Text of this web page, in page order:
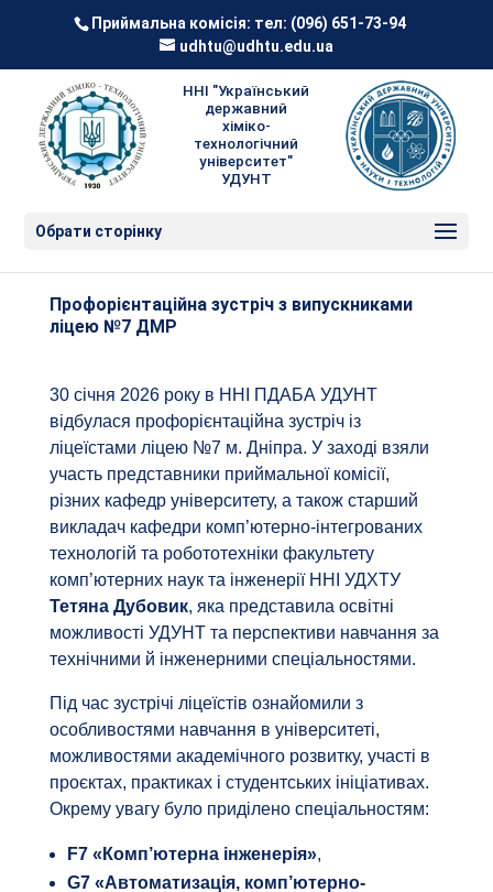
Приймальна комісія: тел: (096) 651-73-94
udhtu@udhtu.edu.ua
ННІ "Український
державний
хіміко-
технологічний
університет"
УДУНТ
Обрати сторінку
Профорієнтаційна зустріч з випускниками
ліцею №7 ДМР
30 січня 2026 року в ННІ ПДАБА УДУНТ
відбулася профорієнтаційна зустріч із
ліцеїстами ліцею №7 м. Дніпра. У заході взяли
участь представники приймальної комісії,
різних кафедр університету, а також старший
викладач кафедри комп’ютерно-інтегрованих
технологій та робототехніки факультету
комп’ютерних наук та інженерії ННІ УДХТУ
Тетяна Дубовик, яка представила освітні
можливості УДУНТ та перспективи навчання за
технічними й інженерними спеціальностями.
Під час зустрічі ліцеїстів ознайомили з
особливостями навчання в університеті,
можливостями академічного розвитку, участі в
проєктах, практиках і студентських ініціативах.
Окрему увагу було приділено спеціальностям:
F7 «Комп’ютерна інженерія»,
G7 «Автоматизація, комп’ютерно-